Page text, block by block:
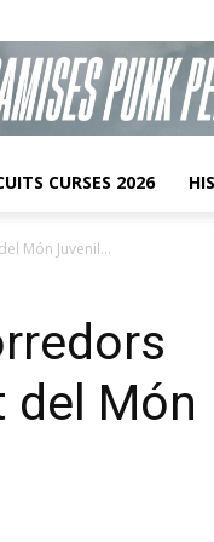
CURSES 2026
Món Juvenil...
del Món